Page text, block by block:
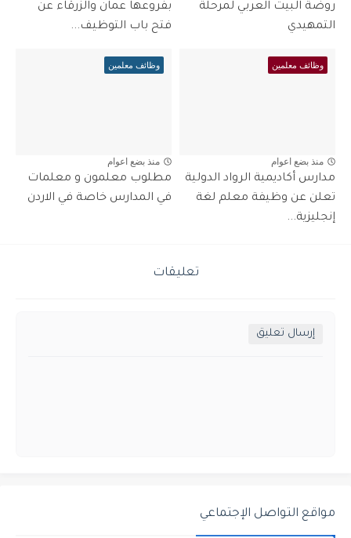
روضة البيت العربي لمرحلة
التمهيدي
بفروعها عمان والزرقاء عن
فتح باب التوظيف...
وظائف معلمين
منذ بضع اعوام
مدارس أكاديمية الرواد الدولية
تعلن عن وظيفة معلم لغة
إنجليزية...
وظائف معلمين
منذ بضع اعوام
مطلوب معلمون و معلمات
في المدارس خاصة في الاردن
تعليقات
إرسال تعليق
مواقع التواصل الإجتماعي